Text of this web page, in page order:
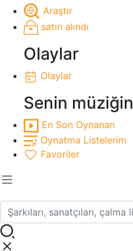
Araştır
satın alındı
Olaylar
Olaylar
Senin müziğin
En Son Oynanan
Oynatma Listelerim
Favoriler